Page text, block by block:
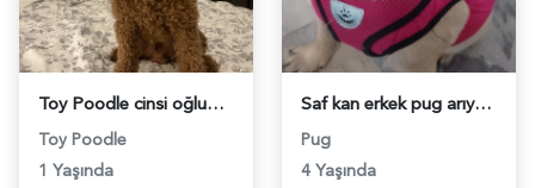
Toy Poodle cinsi oğluma eş arıyorum - 118969814
Toy Poodle
1 Yaşında
Saf kan erkek pug arıyoruz - 118964476
Pug
4 Yaşında